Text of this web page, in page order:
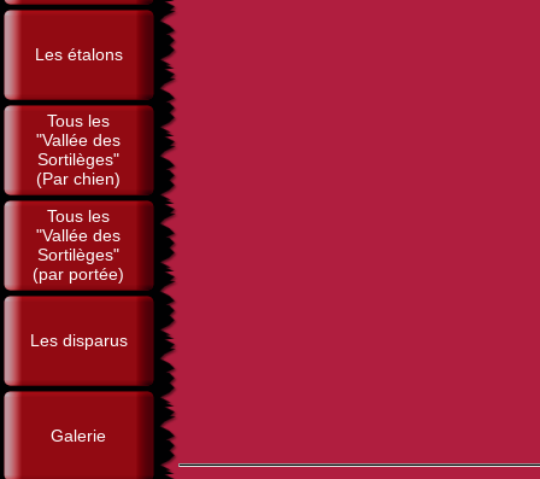
Les étalons
Tous les
"Vallée des
Sortilèges"
(Par chien)
Tous les
"Vallée des
Sortilèges"
(par portée)
Les disparus
Galerie